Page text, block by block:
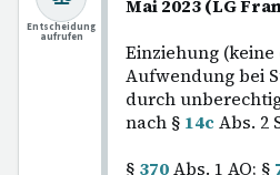
Mai 2023 (LG
Einziehung
Aufwendung bei
durch
nach § 14cAbs. 2
§ 370Abs. 1 AO; §
Entscheidung
aufrufen